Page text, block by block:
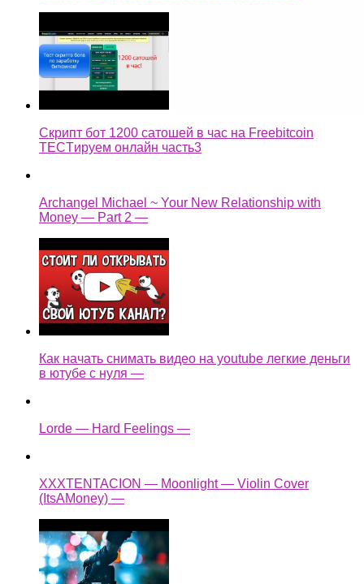
Скрипт бот 1200 сатошей в час на Freebitcoin
TECTируем онлайн часть3
Archangel Michael ~ Your New Relationship with
Money — Part 2 —
Как начать снимать видео на youtube легкие деньги
в ютубе с нуля —
Lorde — Hard Feelings —
XXXTENTACION — Moonlight — Violin Cover
(ItsAMoney) —